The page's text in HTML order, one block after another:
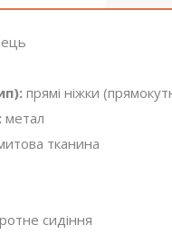
прямі ніжки
метал
тканина
сидіння